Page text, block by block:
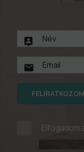
FELIRATKOZOM
Elfogadom